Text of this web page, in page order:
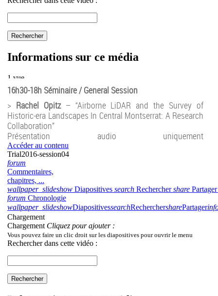
16h30-18h Séminaire / General Session
> Rachel Opitz– “Airborne LiDAR and the Survey of
Historic-era Landscapes In Central Montserrat: A Research
Collaboration”
Présentation audio uniquement